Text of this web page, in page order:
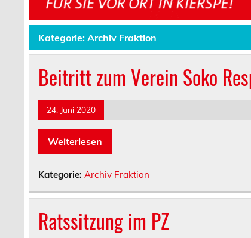
Kategorie:Archiv Fraktion
Beitritt zum Verein Soko
24. Juni 2020
Weiterlesen
Kategorie:Archiv Fraktion
Ratssitzung im PZ